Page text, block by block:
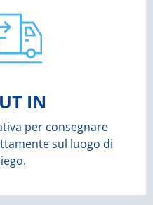
IN
per consegnare
sul luogo di
IN
innovativa per il
soluzioni di
idrauliche brevettate.
DI PIÙ